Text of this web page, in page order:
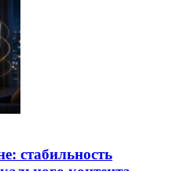
стабильность